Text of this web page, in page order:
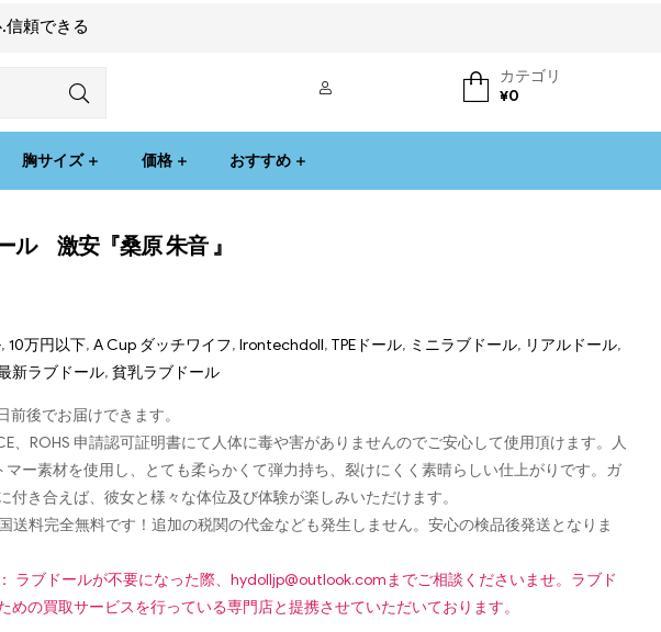
信頼できる
カテゴリ
¥0
胸サイズ 価格 おすすめ
ル 激安『桑原 朱音 』
, 10万円以下, A Cup ダッチワイフ, Irontechdoll, TPEドール, ミニラブドール, リアルドール,
新ラブドール, 貧乳ラブドール
前後でお届けできます。
、ROHS 申請認可証明書にて人体に毒や害がありませんのでご安心して使用頂けます。人
マー素材を使用し、とても柔らかくて弾力持ち、裂けにくく素晴らしい仕上がりです。ガ
付き合えば、彼女と様々な体位及び体験が楽しみいただけます。
送料完全無料です！追加の税関の代金なども発生しません。安心の検品後発送となりま
ラブドールが不要になった際、 hydolljp@outlook.comまでご相談くださいませ。ラブド
めの買取サービスを行っている専門店と提携させていただいております。